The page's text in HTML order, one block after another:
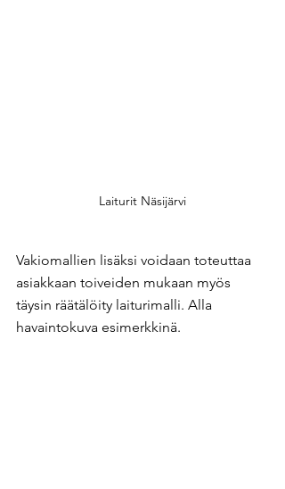
Laiturit Näsijärvi
Vakiomallien lisäksi voidaan toteuttaa
asiakkaan toiveiden mukaan myös
täysin räätälöity laiturimalli. Alla
havaintokuva esimerkkinä.